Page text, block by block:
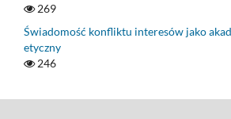
269
Świadomość konfliktu interesów jako
etyczny
246